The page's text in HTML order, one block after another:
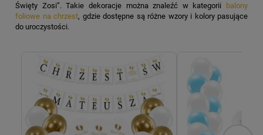
Święty Zosi”. Takie dekoracje można znaleźć w kategorii
balony
foliowe na chrzest, gdzie dostępne są różne wzory i kolory pasujące
do uroczystości.